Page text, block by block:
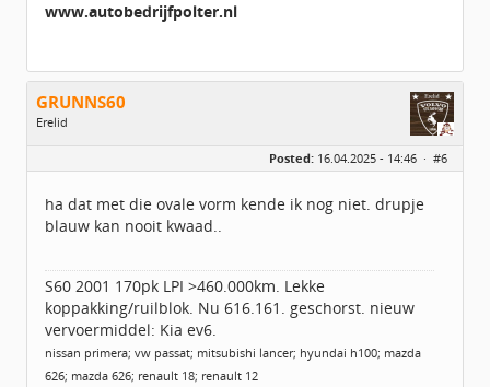
www.autobedrijfpolter.nl
GRUNNS60
Erelid
Leeftijd:
64
Geregistreerd:07 / 2014
Posted: 16.04.2025 - 14:46 · #6
ha dat met die ovale vorm kende ik nog niet. drupje
blauw kan nooit kwaad..
S60 2001 170pk LPI >460.000km. Lekke
koppakking/ruilblok. Nu 616.161. geschorst. nieuw
vervoermiddel: Kia ev6.
nissan primera; vw passat; mitsubishi lancer; hyundai h100; mazda
626; mazda 626; renault 18; renault 12